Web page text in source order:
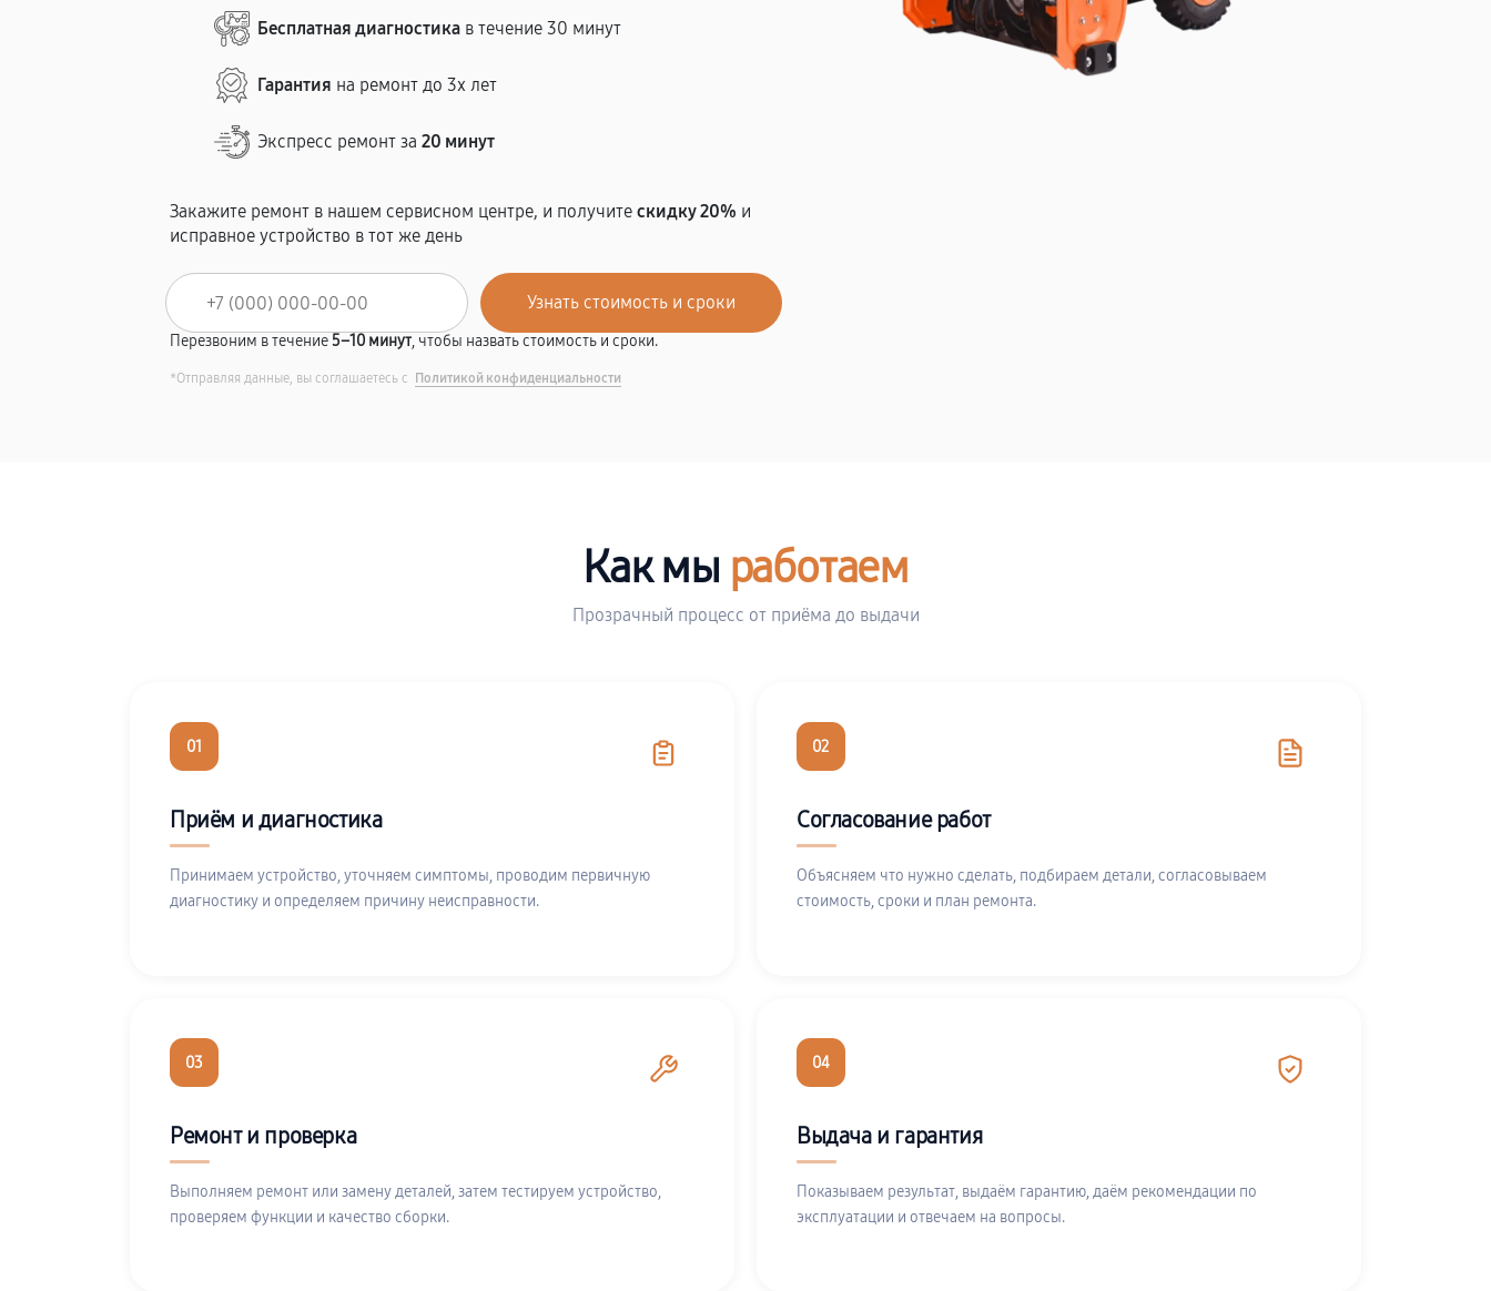
Бесплатная диагностика в течение 30 минут
Гарантия на ремонт до 3х лет
Экспресс ремонт за20 минут
Закажите ремонт в нашем сервисном центре, и получитескидку 20% и
исправное устройство в тот же день
Перезвоним в течение5–10 минут, чтобы назвать стоимость и сроки.
*Отправляя данные, вы соглашаетесь с Политикой конфиденциальности
Как мы работаем
Прозрачный процесс от приёма до выдачи
01
Приём и диагностика
Принимаем устройство, уточняем симптомы, проводим первичную
диагностику и определяем причину неисправности.
02
Согласование работ
Объясняем что нужно сделать, подбираем детали, согласовываем
стоимость, сроки и план ремонта.
03
Ремонт и проверка
Выполняем ремонт или замену деталей, затем тестируем устройство,
проверяем функции и качество сборки.
04
Выдача и гарантия
Показываем результат, выдаём гарантию, даём рекомендации по
эксплуатации и отвечаем на вопросы.